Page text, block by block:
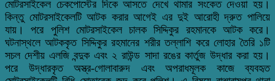
মোটরসাইকেল চেকপোস্টের দিকে আসতে দেখে থামার সংকেত দেওয়া হয়।
কিন্তু মোটরসাইকেলটি আটক করার আগেই এর দুই আরোহী দ্রুত পালিয়ে
যায়। পরে পুলিশ মোটরসাইকেল চালক সিদ্দিকুর রহমানকে আটক করে।
ঘটনাস্থলে আটককৃত সিদ্দিকুর রহমানের শরীর তল্লাশি করে লোহার তৈরি ১টি
সচল দেশীয় এলজি বন্দুক এবং ২ রাউন্ড সাদা রঙের কার্তুজ উদ্ধার করা হয়।
পরে উদ্ধারকৃত অস্ত্র-গোলাবারুদ এবং অপরাধমূলক কাজে ব্যবহৃত